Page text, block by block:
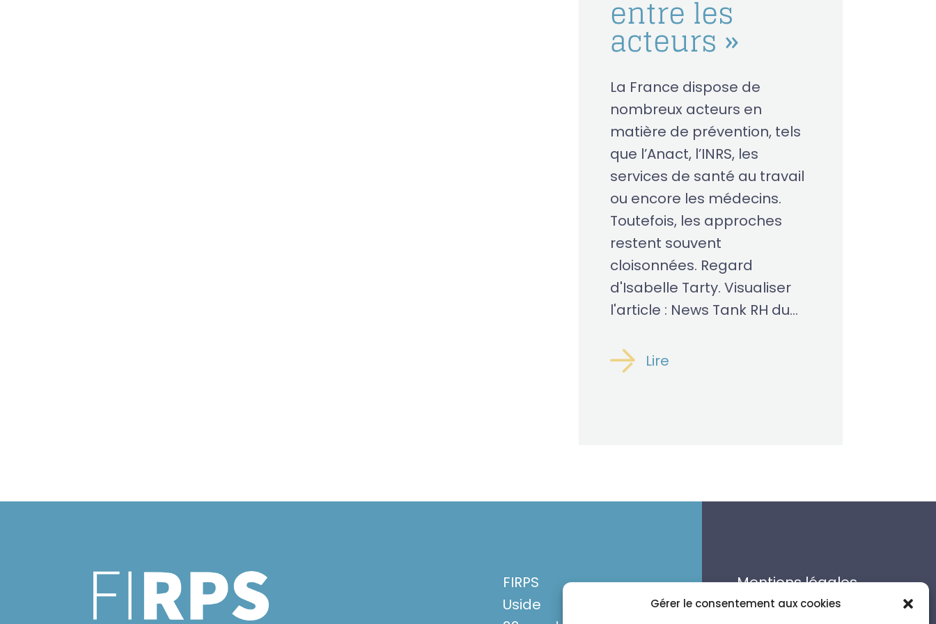
Gérer le consentement aux cookies
entre les
acteurs »
La France dispose de
nombreux acteurs en
matière de prévention, tels
que l’Anact, l’INRS, les
services de santé au travail
ou encore les médecins.
Toutefois, les approches
restent souvent
cloisonnées. Regard
d'Isabelle Tarty. Visualiser
l'article : News Tank RH du...
Lire
FIRPS
Uside
Mentions légales
Politique de